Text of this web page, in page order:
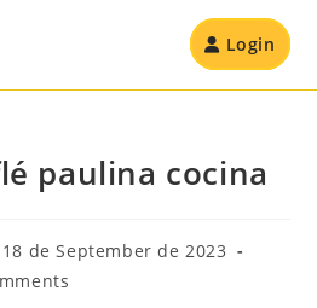
Login
paulina cocina
18 de September de 2023